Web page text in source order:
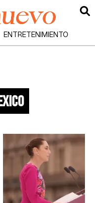
ENTRETENIMIENTO